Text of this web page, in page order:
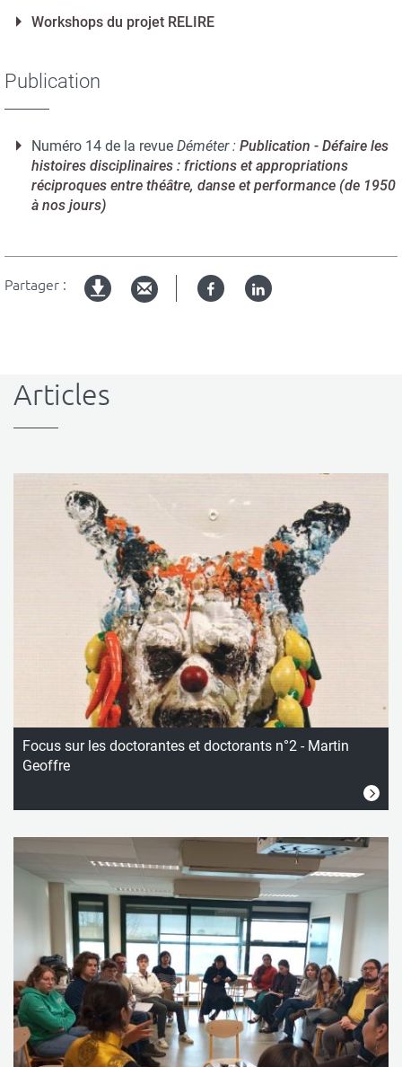
Workshops du projet RELIRE
Publication
Numéro 14 de la revue Déméter : Publication - Défaire les
histoires disciplinaires : frictions et appropriations
réciproques entre théâtre, danse et performance (de 1950
à nos jours)
Partager : FacebookLinked
Articles
Focus sur les doctorantes et doctorants n°2 - Martin
Geoffre